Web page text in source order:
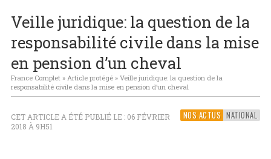
indoor reviennent le 23 Janvier 2027 !
Veille juridique: la question de la
responsabilité civile dans la mise
en pension d’un cheval
France Complet» Article protégé» Veille juridique: la question de la
responsabilité civile dans la mise en pension d’un cheval
NOS ACTUS NATIONAL
CET ARTICLE A ÉTÉ PUBLIÉ LE : 06 FÉVRIER
2018 À 9H51